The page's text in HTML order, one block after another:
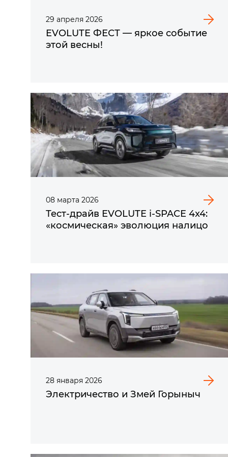
29 апреля 2026
EVOLUTE ФЕСТ — яркое событие
этой весны!
08 марта 2026
Тест-драйв EVOLUTE i‑SPACE 4x4:
«космическая» эволюция налицо
28 января 2026
Электричество и Змей Горыныч